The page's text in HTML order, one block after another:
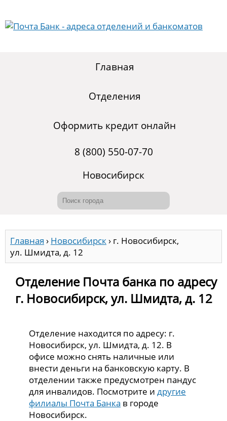
Главная
Отделения
Оформить кредит онлайн
8 (800) 550-07-70
Новосибирск
Главная › Новосибирск› г. Новосибирск,
ул. Шмидта, д. 12
Отделение Почта банка по адресу
г. Новосибирск, ул. Шмидта, д. 12
Отделение находится по адресу: г.
Новосибирск, ул. Шмидта, д. 12. В
офисе можно снять наличные или
внести деньги на банковскую карту. В
отделении также предусмотрен пандус
для инвалидов. Посмотрите идругие
филиалы Почта Банка в городе
Новосибирск.